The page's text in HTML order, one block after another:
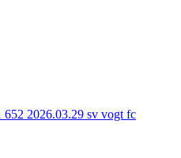
652 2026.03.29 sv vogt fc